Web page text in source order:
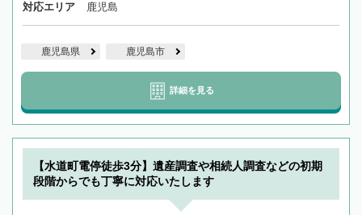
対応エリア 鹿児島
鹿児島県 鹿児島市
詳細を見る
【水道町電停徒歩3分】遺産調査や相続人調査などの初期
段階からでも丁寧に対応いたします